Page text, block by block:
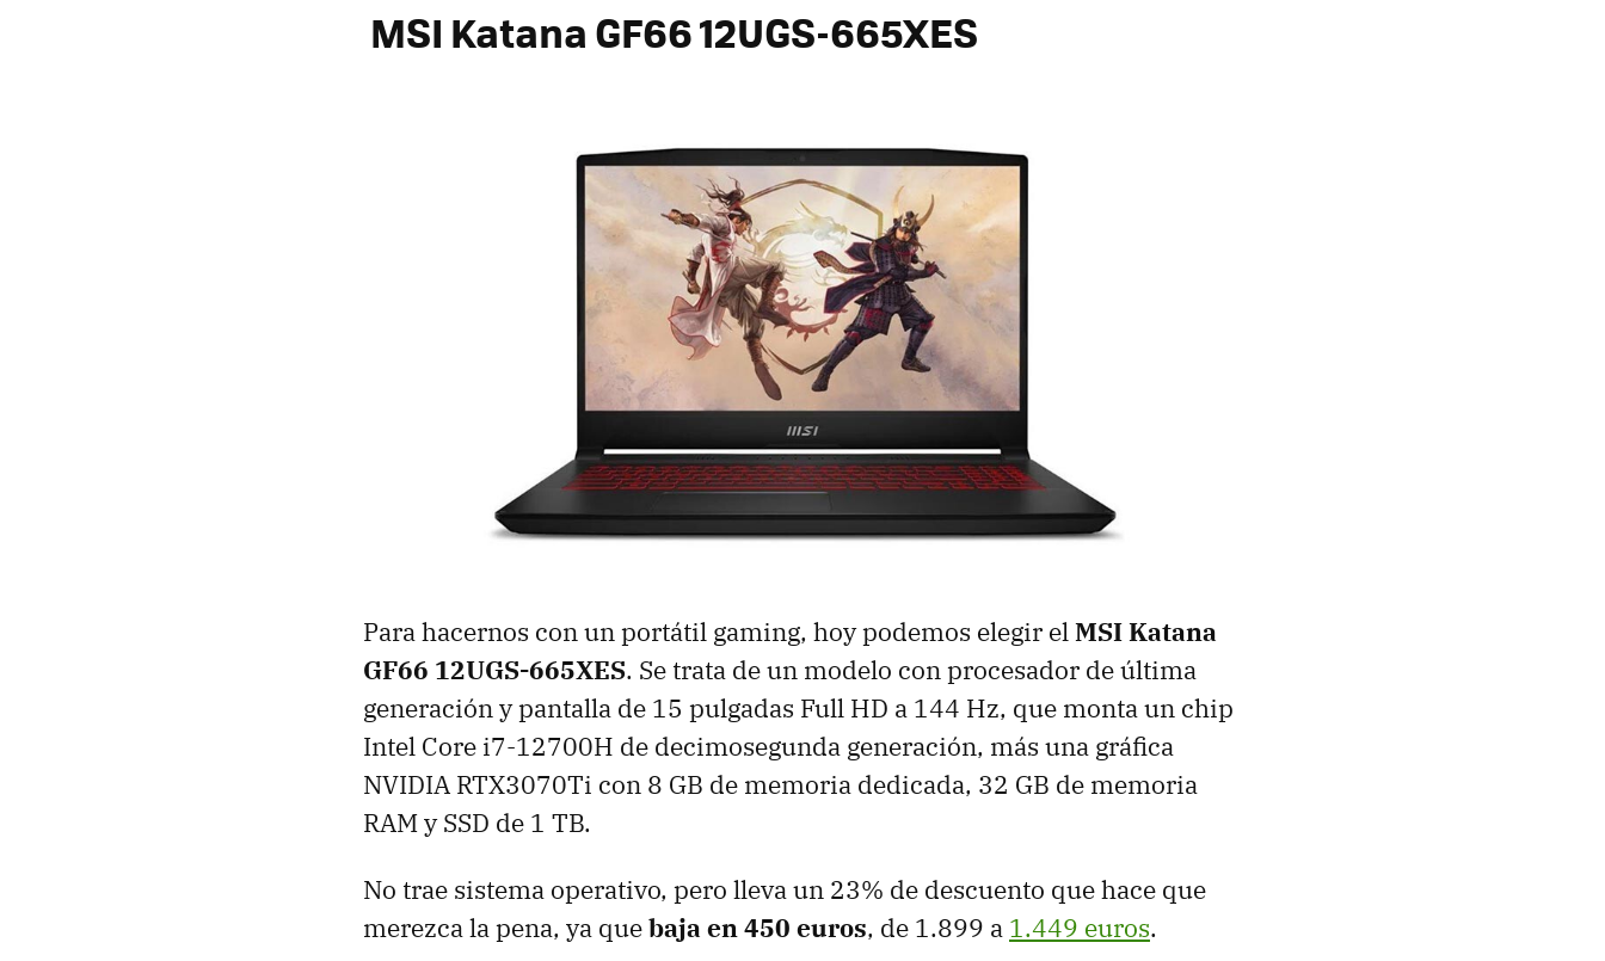
MSI Katana GF66 12UGS-665XES
Para hacernos con un portátil gaming, hoy podemos elegir elMSI Katana
GF66 12UGS-665XES. Se trata de un modelo con procesador de última
generación y pantalla de 15 pulgadas Full HD a 144 Hz, que monta un chip
Intel Core i7-12700H de decimosegunda generación, más una gráfica
NVIDIA RTX3070Ti con 8 GB de memoria dedicada, 32 GB de memoria
RAM y SSD de 1 TB.
No trae sistema operativo, pero lleva un 23% de descuento que hace que
merezca la pena, ya quebaja en 450 euros, de 1.899 a 1.449 euros.